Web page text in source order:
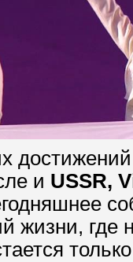
и USSR,
жизни, где